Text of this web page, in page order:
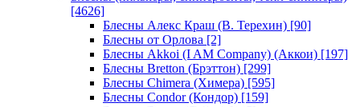
[4626]
Блесны Алекс Краш (В. Терехин) [90]
Блесны от Орлова [2]
Блесны Akkoi (I AM Company) (Аккои) [197]
Блесны Bretton (Брэттон) [299]
Блесны Chimera (Химера) [595]
Блесны Condor (Кондор) [159]